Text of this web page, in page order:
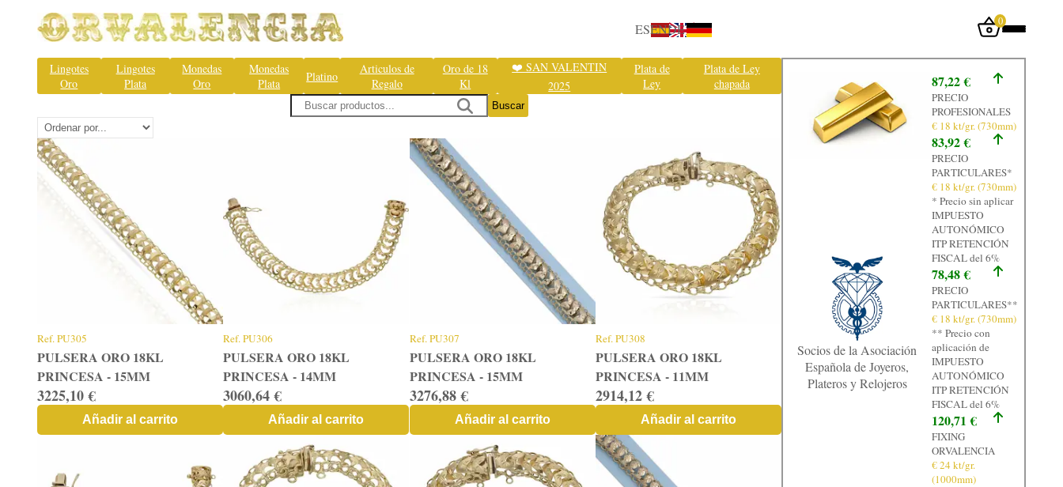
ESENDE 0
Iniciar sesión
Inicio
Tienda
Taller
Tasación
Laboratorio
Joyas
Noticias
Normativa
Contacto
Graficos
Lingotes
Oro
Lingotes
Plata
Monedas
Oro
Monedas
Plata
Platino
Articulos de
Regalo
Oro de 18
Kl
❤️ SAN VALENTIN
2025
Plata de
Ley
Plata de Ley
chapada
Buscar
Ref.PU305
PULSERA ORO 18KL
PRINCESA - 15MM
3225,10 €
Añadir al carrito
Ref.PU306
PULSERA ORO 18KL
PRINCESA - 14MM
3060,64 €
Añadir al carrito
Ref.PU307
PULSERA ORO 18KL
PRINCESA - 15MM
3276,88 €
Añadir al carrito
Ref.PU308
PULSERA ORO 18KL
PRINCESA - 11MM
2914,12 €
Añadir al carrito
Socios de la Asociación
Española de Joyeros,
Plateros y Relojeros
87,22 €
PRECIO
PROFESIONALES
€ 18 kt/gr. (730mm)
83,92 €
PRECIO
PARTICULARES*
€ 18 kt/gr. (730mm)
* Precio sin aplicar
IMPUESTO
AUTONÓMICO
ITP RETENCIÓN
FISCAL del 6%
78,48 €
PRECIO
PARTICULARES**
€ 18 kt/gr. (730mm)
** Precio con
aplicación de
IMPUESTO
AUTONÓMICO
ITP RETENCIÓN
FISCAL del 6%
120,71 €
FIXING
ORVALENCIA
€ 24 kt/gr.
(1000mm)